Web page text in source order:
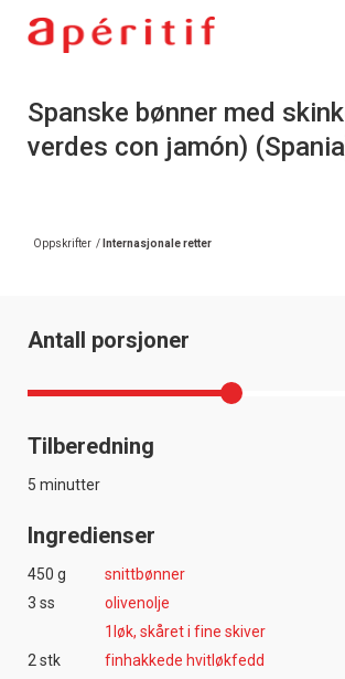
Spanske bønner med
verdes con jamón)
Oppskrifter / Internasjonale retter
Antall porsjoner
Tilberedning
5 minutter
Ingredienser
450 g
snittbønner
3 ss
olivenolje
1løk, skåret i fine skiver
2 stk
finhakkede hvitløkfedd